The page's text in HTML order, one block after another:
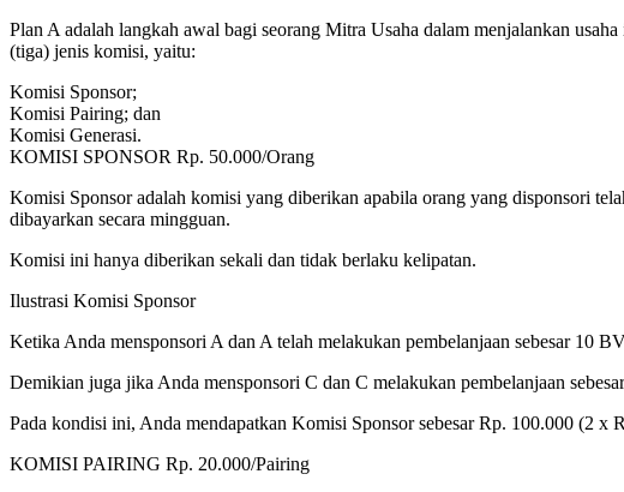
Plan A adalah langkah awal bagi seorang Mitra Usaha dalam menjalankan
(tiga) jenis komisi, yaitu:
Komisi Sponsor;
Komisi Pairing; dan
Komisi Generasi.
KOMISI SPONSOR Rp. 50.000/Orang
Komisi Sponsor adalah komisi yang diberikan apabila orang yang disponsori
dibayarkan secara mingguan.
Komisi ini hanya diberikan sekali dan tidak berlaku kelipatan.
Ilustrasi Komisi Sponsor
Ketika Anda mensponsori A dan A telah melakukan pembelanjaan sebesar 10
Demikian juga jika Anda mensponsori C dan C melakukan pembelanjaan
Pada kondisi ini, Anda mendapatkan Komisi Sponsor sebesar Rp. 100.000 (2 x
KOMISI PAIRING Rp. 20.000/Pairing